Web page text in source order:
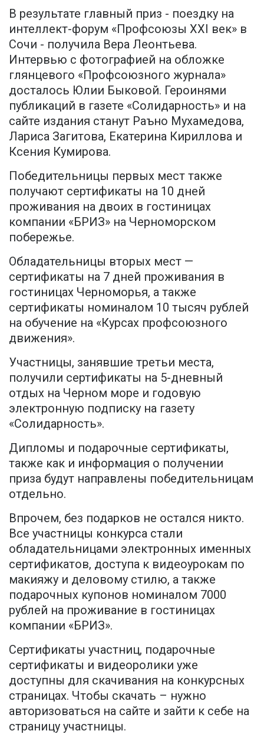
В результате главный приз - поездку на
интеллект-форум «Профсоюзы XXI век» в
Сочи - получила Вера Леонтьева.
Интервью с фотографией на обложке
глянцевого «Профсоюзного журнала»
досталось Юлии Быковой. Героинями
публикаций в газете «Солидарность» и на
сайте издания станут Раъно Мухамедова,
Лариса Загитова, Екатерина Кириллова и
Ксения Кумирова.
Победительницы первых мест также
получают сертификаты на 10 дней
проживания на двоих в гостиницах
компании «БРИЗ» на Черноморском
побережье.
Обладательницы вторых мест —
сертификаты на 7 дней проживания в
гостиницах Черноморья, а также
сертификаты номиналом 10 тысяч рублей
на обучение на «Курсах профсоюзного
движения».
Участницы, занявшие третьи места,
получили сертификаты на 5-дневный
отдых на Черном море и годовую
электронную подписку на газету
«Солидарность».
Дипломы и подарочные сертификаты,
также как и информация о получении
приза будут направлены победительницам
отдельно.
Впрочем, без подарков не остался никто.
Все участницы конкурса стали
обладательницами электронных именных
сертификатов, доступа к видеоурокам по
макияжу и деловому стилю, а также
подарочных купонов номиналом 7000
рублей на проживание в гостиницах
компании «БРИЗ».
Сертификаты участниц, подарочные
сертификаты и видеоролики уже
доступны для скачивания на конкурсных
страницах. Чтобы скачать – нужно
авторизоваться на сайте и зайти к себе на
страницу участницы.